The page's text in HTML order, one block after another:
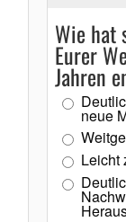
Wie hat
Eurer
Jahren
neue
Leicht